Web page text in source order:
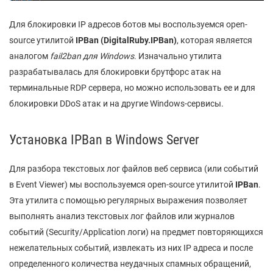
Для блокировки IP адресов ботов мы воспользуемся open-
source утилитой IPBan (DigitalRuby.IPBan), которая является
аналогом fail2ban для Windows. Изначально утилита
разрабатывалась для блокировки брутфорс атак на
терминальные RDP сервера, но можно использовать ее и для
блокировки DDoS атак и на другие Windows-сервисы.
Установка IPBan в Windows Server
Для разбора текстовых лог файлов веб сервиса (или событий
в Event Viewer) мы воспользуемся open-source утилитой IPBan.
Эта утилита с помощью регулярных выражения позволяет
выполнять анализ текстовых лог файлов или журналов
событий (Security/Application логи) на предмет повторяющихся
нежелательных событий, извлекать из них IP адреса и после
определенного количества неудачных спамных обращений,